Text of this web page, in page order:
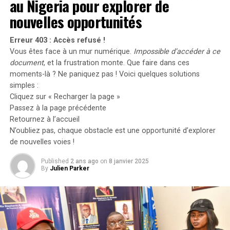
d’abeille.
Bien que cela puisse sembler surprenant, cet ingrédient
inhabituel est ce qui confère à cette crème son
efficacité. Il agit en synergie avec les extraits végétaux
présents dans le produit pour améliorer le teint et
l’élasticité de la peau. De plus, il repulpe et comble les
ridules tout en régulant les contractions musculaires du
visage pour minimiser l’apparence des futures rides.
Une Composition Riche et
Efficace
Cette crème hydratante se distingue non seulement par
sa liste d’ingrédients atypiques, mais elle est également
enrichie en vitamine C pour uniformiser le teint et en
sodium hyaluronate pour un coup de fouet
d’hydratation. En outre, le cyclopeptide-5 contribue à
au Nigeria pour explorer de
nouvelles opportunités
Erreur 403 : Accès refusé !
Vous êtes face à un mur numérique. Impossible d’accéder à ce
document, et la frustration monte. Que faire dans ces
moments-là ? Ne paniquez pas ! Voici quelques solutions
simples :
Cliquez sur « Recharger la page »
Passez à la page précédente
Retournez à l’accueil
N’oubliez pas, chaque obstacle est une opportunité d’explorer
de nouvelles voies !
Published 2 ans ago on 8 janvier 2025
By Julien Parker